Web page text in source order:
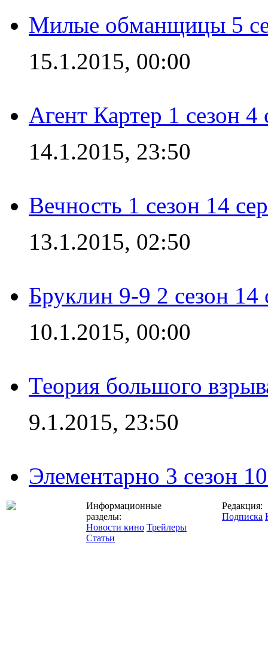
Милые обманщицы 5
15.1.2015, 00:00
Агент Картер 1 сезон 4
14.1.2015, 23:50
Вечность 1 сезон 14
13.1.2015, 02:50
Бруклин 9-9 2 сезон 14
10.1.2015, 00:00
Теория большого
9.1.2015, 23:50
Элементарно 3 сезон
Информационные
разделы:
Новости кино Трейлеры
Статьи
Редакция:
Подписка